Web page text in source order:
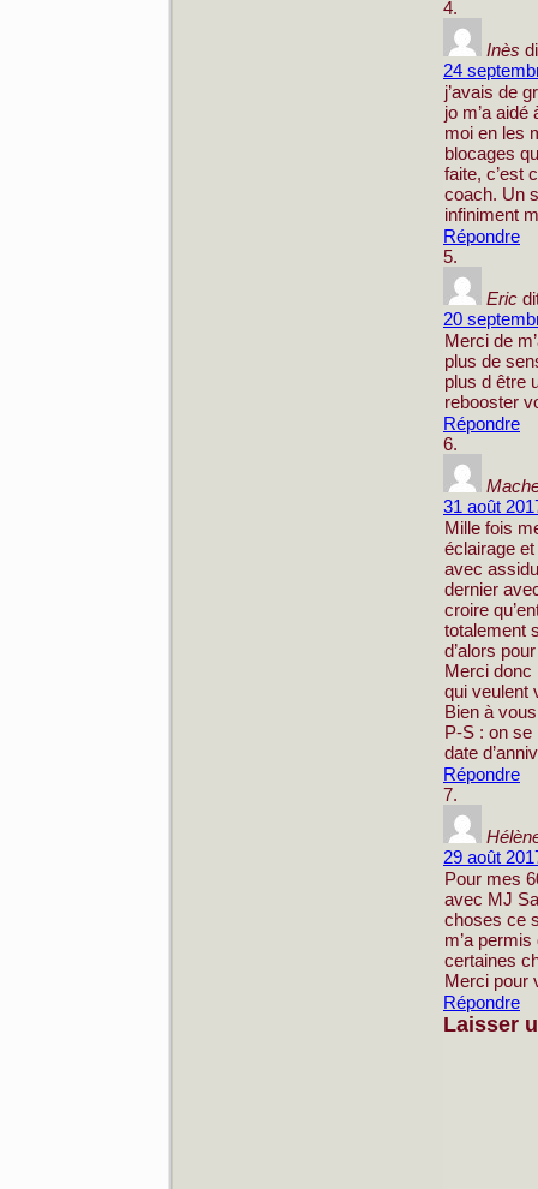
Inès
24
j’avais de
jo m’a
moi en les
blocages
faite, c’est
coach. Un
infiniment
Répondre
Eric
20
Merci de
plus de
plus d être
rebooster
Répondre
31 août
Mille fois
éclairage
avec
dernier
croire
totalement
d’alors
Merci donc
qui veulent
Bien à
P-S : on se
date
Répondre
29 août
Pour mes
avec MJ
choses ce
m’a
certaines
Merci pour
Répondre
Laisser